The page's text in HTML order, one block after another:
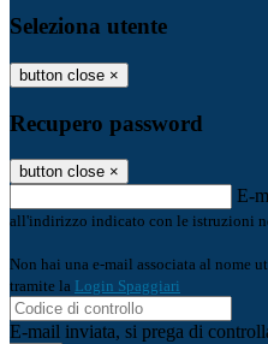
Seleziona utente
button close ×
Recupero password
button close ×
E-
all'indirizzo indicato con le istruzioni
Non hai una e-mail associata al nome
tramite la Login Spaggiari
E-mail inviata, si prega di